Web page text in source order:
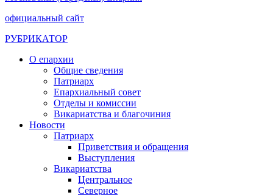
официальный сайт
РУБРИКАТОР
О епархии
Общие сведения
Патриарх
Епархиальный совет
Отделы и комиссии
Викариатства и благочиния
Новости
Патриарх
Приветствия и обращения
Выступления
Викариатства
Центральное
Северное